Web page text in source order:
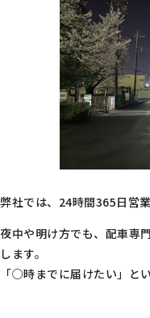
弊社では、 24時間365日営業
夜中や明け方でも、配車専
します。
「○時までに届けたい」と